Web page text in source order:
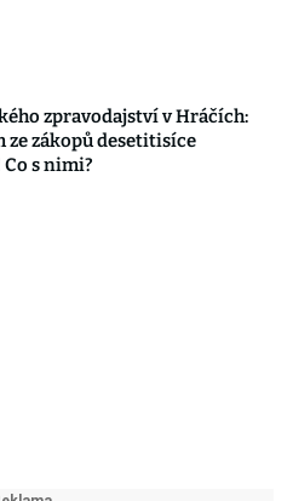
zpravodajství v Hráčích:
ze zákopů desetitisíce
s nimi?